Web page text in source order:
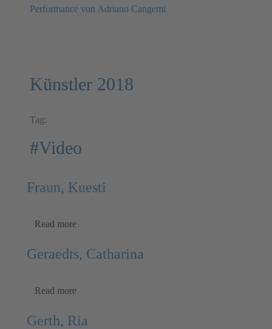
Performance von Adriano Cangemi
Künstler 2018
Tag:
#Video
Fraun, Kuesti
Read more
Geraedts, Catharina
Read more
Gerth, Ria